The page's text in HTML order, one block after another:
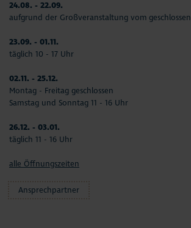
24.08. - 22.09.
aufgrund der Großveranstaltung vom geschlossen
23.09. - 01.11.
täglich 10 - 17 Uhr
02.11. - 25.12.
Montag - Freitag geschlossen
Samstag und Sonntag 11 - 16 Uhr
26.12. - 03.01.
täglich 11 - 16 Uhr
alle Öffnungszeiten
Ansprechpartner